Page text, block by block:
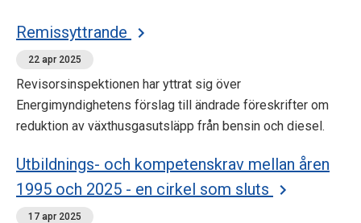
Remissyttrande
22 apr 2025
Revisorsinspektionen har yttrat sig över
Energimyndighetens förslag till ändrade föreskrifter om
reduktion av växthusgasutsläpp från bensin och diesel.
Utbildnings- och kompetenskrav mellan åren
1995 och 2025 - en cirkel som sluts
17 apr 2025